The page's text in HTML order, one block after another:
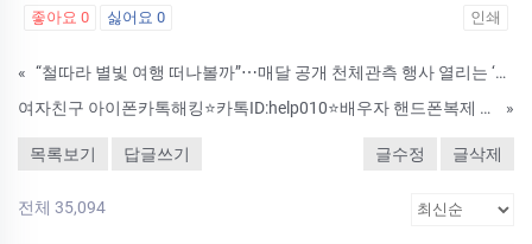
좋아요 0 싫어요 0 인쇄
«
“철따라 별빛 여행 떠나볼까”⋯매달 공개 천체관측 행사 열리는 ‘이곳’
여자친구 아이폰카톡해킹⭐카톡ID:help010⭐배우자 핸드폰복제 핸드폰도청 복제폰 확인
»
목록보기 답글쓰기 글수정 글삭제
전체 35,094